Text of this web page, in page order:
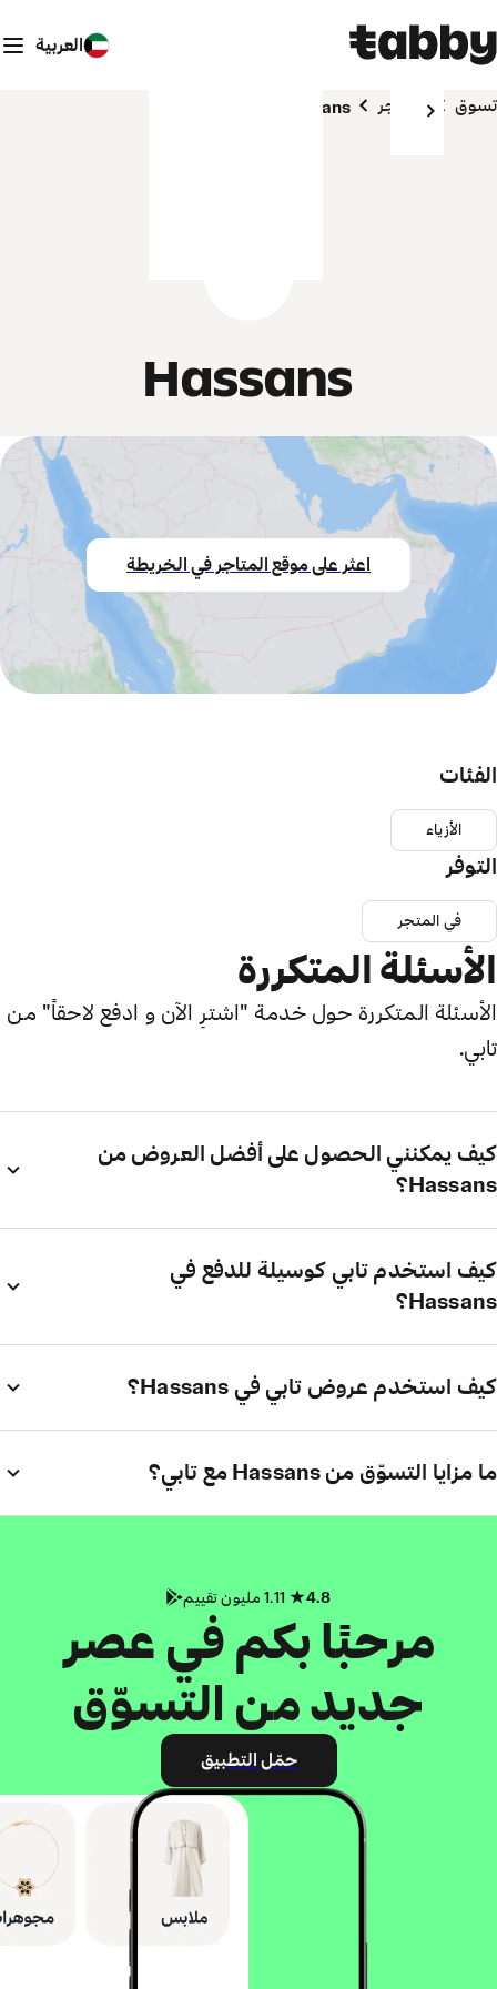
العربية
تسوق المتاجر Hassans
Hassans
اعثر على موقع المتاجر في الخريطة
الفئات
الأزياء
التوفر
في المتجر
الأسئلة المتكررة
الأسئلة المتكررة حول خدمة "اشترِ الآن و ادفع لاحقاً" من
تابي.
كيف يمكنني الحصول على أفضل العروض من
Hassans؟
كيف استخدم تابي كوسيلة للدفع في
Hassans؟
كيف استخدم عروض تابي في Hassans؟
ما مزايا التسوّق من Hassans مع تابي؟
4.8
مرحبًا بكم في عصر
جديد من التسوّق
حمّل التطبيق